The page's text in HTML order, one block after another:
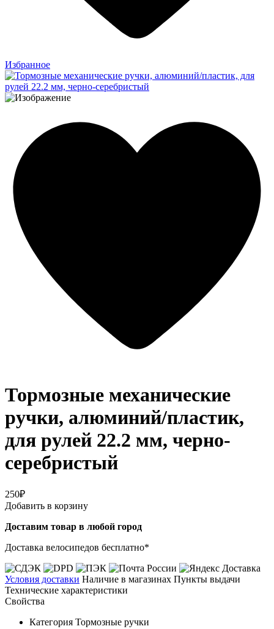
Избранное
Тормозные механические
ручки, алюминий/пластик,
для рулей 22.2 мм, черно-
серебристый
250₽
Добавить в корзину
Доставим товар в любой город
Доставка велосипедов бесплатно*
Условия доставки Наличие в магазинах Пункты выдачи
Технические характеристики
Свойства
Категория Тормозные ручки